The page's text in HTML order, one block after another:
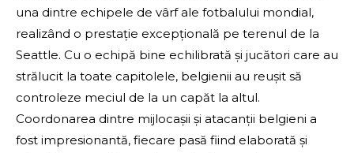
una dintre echipele de vârf ale fotbalului mondial,
realizând o prestație excepțională pe terenul de la
Seattle. Cu o echipă bine echilibrată și jucători care au
strălucit la toate capitolele, belgienii au reușit să
controleze meciul de la un capăt la altul.
Coordonarea dintre mijlocașii și atacanții belgieni a
fost impresionantă, fiecare pasă fiind elaborată și